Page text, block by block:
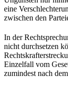
eine
zwischen den
In der
nicht durchsetzen
Einzelfall vom
zumindest nach